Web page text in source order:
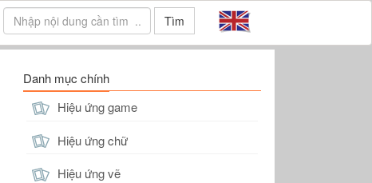
Tìm
Danh mục chính
Hiệu ứng game
Hiệu ứng chữ
Hiệu ứng vẽ